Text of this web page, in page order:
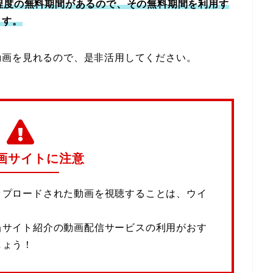
の無料期間があるので、その無料期間を利用す
。
を見れるので、是非活用してください。
サイトに注意
ロードされた動画を視聴することは、ウイ
イト紹介の動画配信サービスの利用がおす
う！